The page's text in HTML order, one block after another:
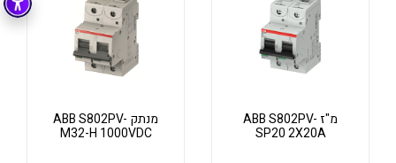
בקרה רובוטיקה ואוטומציה תעשייתית
קופסאות וארונות לחשמל, בקרה ואלקטרוניקה
פתרונות וציוד לסביבה נפיצה EX
לכל מוצרי היצרן לכל מוצרי היצרן
מ"ז ABB S802PV-
SP20 2X20A
מנתק ABB S802PV-
M32-H 1000VDC